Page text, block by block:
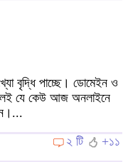
বৃদ্ধি পাচ্ছে। ডোমেইন ও
যে কেউ আজ অনলাইনে
২ টি
+১১